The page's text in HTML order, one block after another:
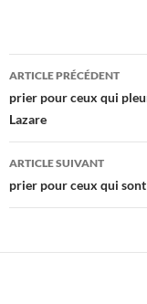
Navigation
des
articles
ARTICLE PRÉCÉDENT
prier pour ceux qui
Lazare
ARTICLE SUIVANT
prier pour ceux qui